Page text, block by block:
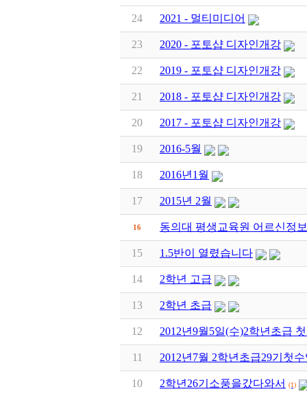
24 2021 - 멀티미디어
23 2020 - 포토샵 디자인개강
22 2019 - 포토샵 디자인개강
21 2018 - 포토샵 디자인개강
20 2017 - 포토샵 디자인개강
19 2016-5월
18 2016년1월
17 2015년 2월
16 동의대 평생교육원 어르신정
15 1.5반이 열렸습니다
14 2학년 고급
13 2학년 초급
12 2012년9월5일(수)2학년초급
11 2012년7월 2학년초급29기첫
10 2학년26기소풍을갔다와서 (1)